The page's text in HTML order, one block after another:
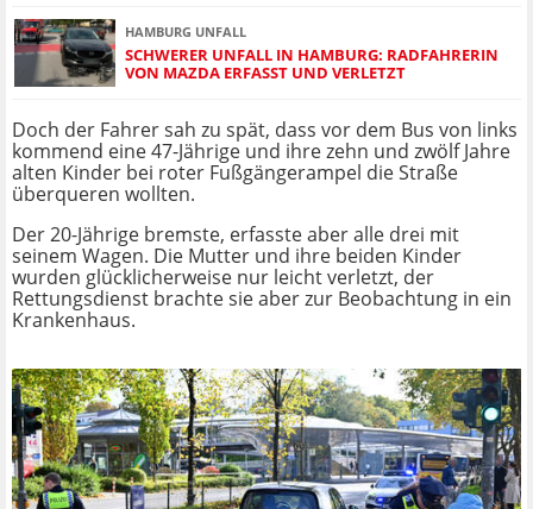
HAMBURG UNFALL
SCHWERER UNFALL IN HAMBURG: RADFAHRERIN
VON MAZDA ERFASST UND VERLETZT
Doch der Fahrer sah zu spät, dass vor dem Bus von links
kommend eine 47-Jährige und ihre zehn und zwölf Jahre
alten Kinder bei roter Fußgängerampel die Straße
überqueren wollten.
Der 20-Jährige bremste, erfasste aber alle drei mit
seinem Wagen. Die Mutter und ihre beiden Kinder
wurden glücklicherweise nur leicht verletzt, der
Rettungsdienst brachte sie aber zur Beobachtung in ein
Krankenhaus.